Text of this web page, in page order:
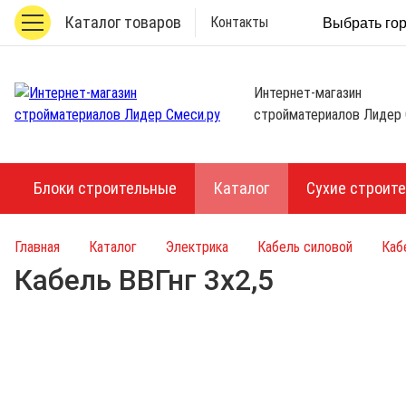
Каталог товаров Контакты Выбрать
Интернет-магазин
стройматериалов Лидер
Блоки строительные Каталог Сухие
Главная Каталог Электрика Кабель силовой
Кабель ВВГнг 3х2,5